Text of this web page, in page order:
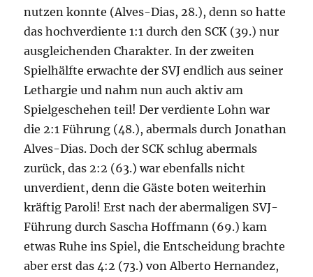
nutzen konnte (Alves-Dias, 28.), denn so hatte
das hochverdiente 1:1 durch den SCK (39.) nur
ausgleichenden Charakter. In der zweiten
Spielhälfte erwachte der SVJ endlich aus seiner
Lethargie und nahm nun auch aktiv am
Spielgeschehen teil! Der verdiente Lohn war
die 2:1 Führung (48.), abermals durch Jonathan
Alves-Dias. Doch der SCK schlug abermals
zurück, das 2:2 (63.) war ebenfalls nicht
unverdient, denn die Gäste boten weiterhin
kräftig Paroli! Erst nach der abermaligen SVJ-
Führung durch Sascha Hoffmann (69.) kam
etwas Ruhe ins Spiel, die Entscheidung brachte
aber erst das 4:2 (73.) von Alberto Hernandez,